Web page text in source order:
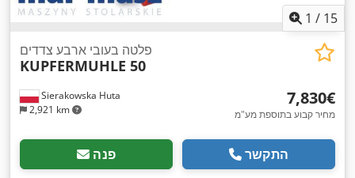
1 / 15
Sierakowska Huta
2,921 km
פלטה בעובי ארבע צדדים
KUPFERMUHLE 50
‏7,830 ‏€
מחיר קבוע בתוספת מע"מ
פנה התקשר